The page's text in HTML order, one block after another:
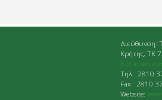
Διεύθυνση:
Κρήτης, ΤΚ
E-
Tηλ: 2810
Fax: 2810
Website: